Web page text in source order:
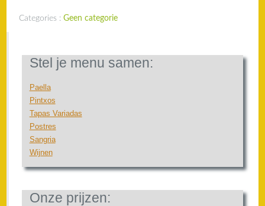
Categories :Geen categorie
Stel je menu samen:
Paella
Pintxos
Tapas Variadas
Postres
Sangria
Wijnen
Onze prijzen: